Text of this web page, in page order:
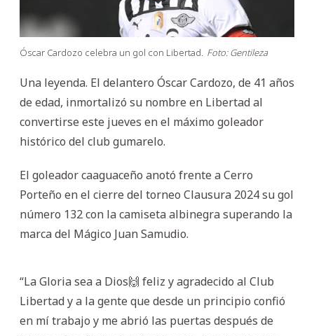
Óscar Cardozo celebra un gol con Libertad. Foto: Gentileza
Una leyenda. El delantero Óscar Cardozo, de 41 años
de edad, inmortalizó su nombre en Libertad al
convertirse este jueves en el máximo goleador
histórico del club gumarelo.
El goleador caaguaceño anotó frente a Cerro
Porteño en el cierre del torneo Clausura 2024 su gol
número 132 con la camiseta albinegra superando la
marca del Mágico Juan Samudio.
“La Gloria sea a Dios🙌 feliz y agradecido al Club
Libertad y a la gente que desde un principio confió
en mí trabajo y me abrió las puertas después de